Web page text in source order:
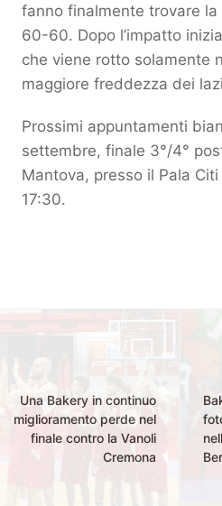
fanno finalmente trovare
60-60. Dopo l’impatto
che viene rotto solamente
maggiore freddezza dei
Prossimi appuntamenti
settembre, finale 3°/4°
Mantova, presso il Pala
17:30.
Una Bakery in continuo
miglioramento perde nel
finale contro la Vanoli
Cremona